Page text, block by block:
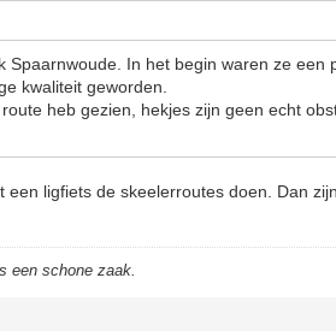
In het begin waren ze een
kwaliteit geworden.
heb gezien, hekjes zijn geen echt
een ligfiets de skeelerroutes doen. Dan
een schone zaak.